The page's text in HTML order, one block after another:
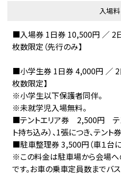
入場料
■入場券 1日券 10,500円 ／ 2
枚数限定（先行のみ】
■小学生券 1日券 4,000円 ／
枚数限定】
※小学生以下保護者同伴。
※未就学児入場無料。
■テントエリア券 2,500円 テ
ト持ち込み）、1張につき、テント
■駐車整理券 3,500円（車１台に
※この料金は駐車場から会場へ
です。お車の乗車定員数までバ